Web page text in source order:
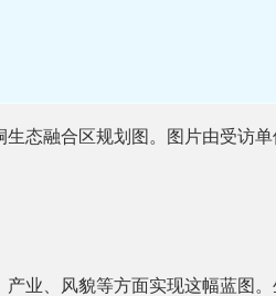
生态融合区规划图。图片由受访
业、风貌等方面实现这幅蓝图